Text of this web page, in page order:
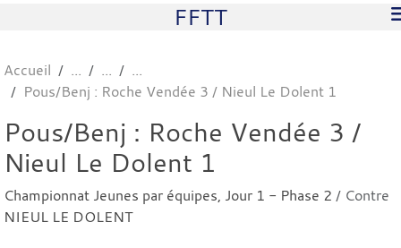
FFTT
Accueil
Pous/Benj : Roche Vendée 3 / Nieul Le Dolent 1
Pous/Benj : Roche Vendée 3 /
Nieul Le Dolent 1
Championnat Jeunes par équipes, Jour 1 - Phase 2 / Contre
NIEUL LE DOLENT